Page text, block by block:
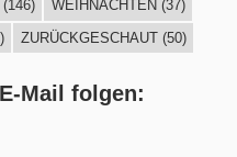
WEIHNACHTEN (37)
ZURÜCKGESCHAUT(50)
Mail folgen: